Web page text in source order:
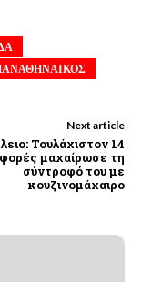
Next article
Τουλάχιστον 14
φορές μαχαίρωσε τη
σύντροφό του με
κουζινομάχαιρο